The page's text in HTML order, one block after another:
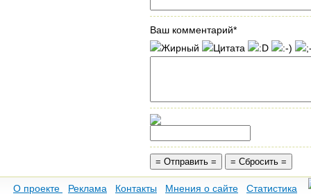
Ваш комментарий*
О проекте Реклама Контакты Мнения о сайте
Статистика